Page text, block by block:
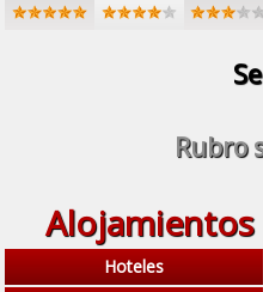
Rubro
Alojamientos
Hoteles